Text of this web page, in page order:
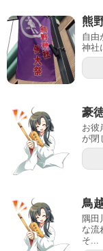
熊
自由
神社
豪
お彼
が閉
鳥
隅田
な流
そ...